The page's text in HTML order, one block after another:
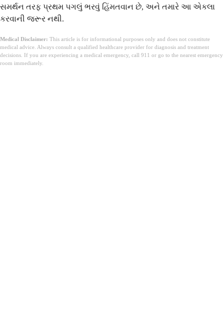
સમર્થન તરફ પ્રથમ પગલું ભરવું હિંમતવાન છે, અને તમારે આ એકલા
કરવાની જરૂર નથી.
Medical Disclaimer: This article is for informational purposes only and does not constitute
medical advice. Always consult a qualified healthcare provider for diagnosis and treatment
decisions. If you are experiencing a medical emergency, call 911 or go to the nearest emergency
room immediately.